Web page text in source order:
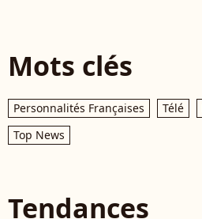
Mots clés
Personnalités Françaises Télé
Top News
Tendances